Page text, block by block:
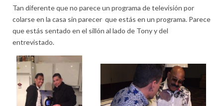
Tan diferente que no parece un programa de televisión por
colarse en la casa sin parecer que estás en un programa. Parece
que estás sentado en el sillón al lado de Tony y del
entrevistado.